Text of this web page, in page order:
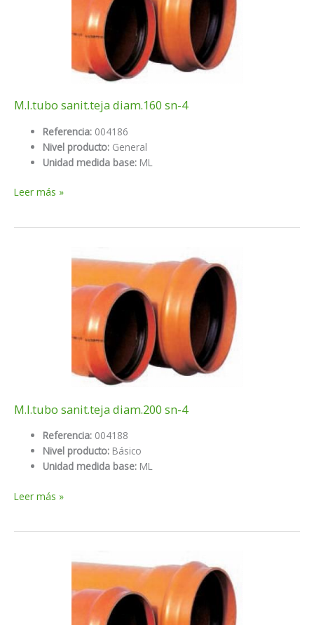
M.l.tubo sanit.teja diam.160 sn-4
Referencia: 004186
Nivel producto: General
Unidad medida base: ML
M.l.tubo
Leer más »
M.l.tubo sanit.teja diam.200 sn-4
Referencia: 004188
Nivel producto: Básico
Unidad medida base: ML
M.l.tubo
Leer más »